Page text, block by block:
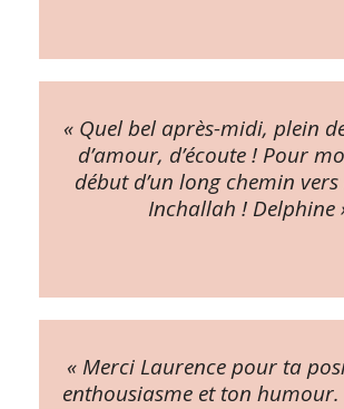
« Quel bel après-midi, plein
d’amour, d’écoute ! Pour
début d’un long chemin vers
Inchallah ! Delphine
« Merci Laurence pour ta
enthousiasme et ton